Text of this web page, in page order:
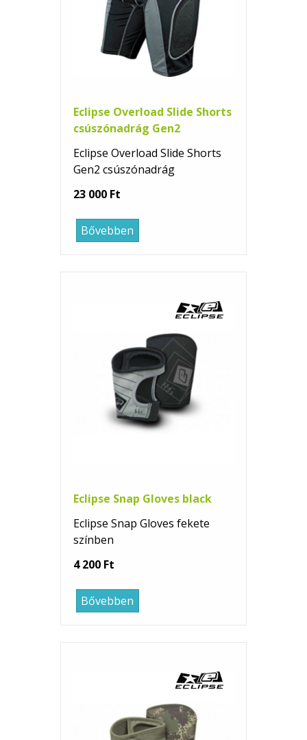
Eclipse Overload Slide Shorts
csúszónadrág Gen2
Eclipse Overload Slide Shorts
Gen2 csúszónadrág
23 000 Ft
Bővebben
Eclipse Snap Gloves black
Eclipse Snap Gloves fekete
színben
4 200 Ft
Bővebben